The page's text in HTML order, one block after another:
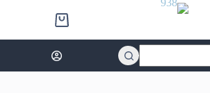
Shopping
cart